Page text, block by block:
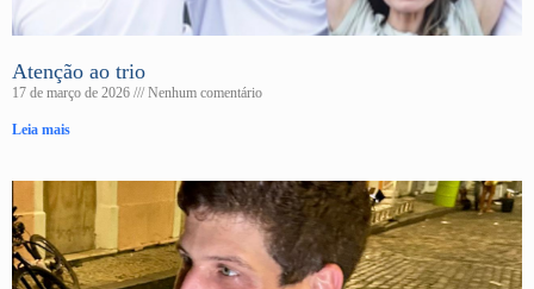
Atenção ao trio
17 de março de 2026 Nenhum comentário
Leia mais